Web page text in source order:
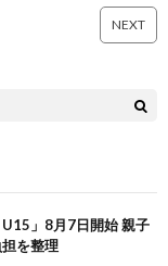
NEXT
U15」8月7日開始 親子
を整理